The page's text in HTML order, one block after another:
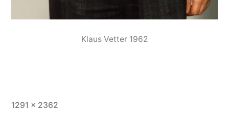
Klaus Vetter 1962
1291 × 2362